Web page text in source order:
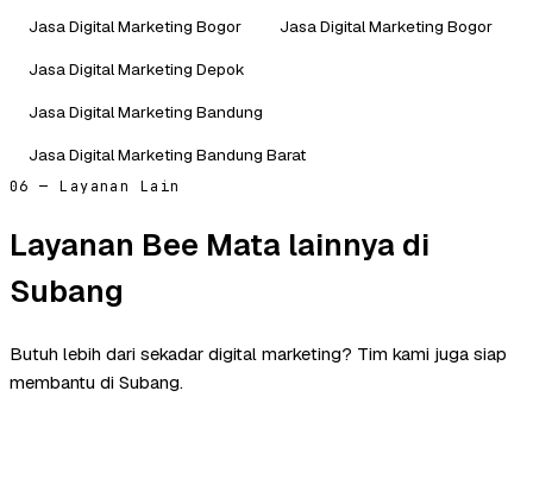
Jasa Digital Marketing Bogor
Jasa Digital Marketing Bogor
Jasa Digital Marketing Depok
Jasa Digital Marketing Bandung
Jasa Digital Marketing Bandung Barat
06 — Layanan Lain
Layanan Bee Mata lainnya di
Subang
Butuh lebih dari sekadar digital marketing? Tim kami juga siap
membantu di Subang.